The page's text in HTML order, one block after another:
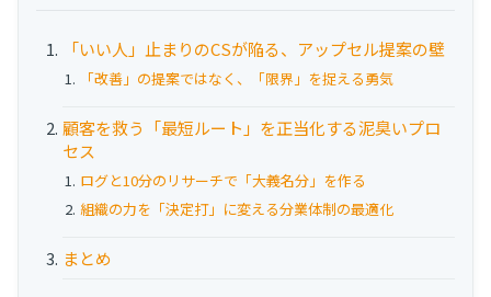
インサイドセールス代行
セミナー
「いい人」止まりのCSが陥る、アップセル提案の壁
「改善」の提案ではなく、「限界」を捉える勇気
顧客を救う「最短ルート」を正当化する泥臭いプロ
セス
ログと10分のリサーチで「大義名分」を作る
組織の力を「決定打」に変える分業体制の最適化
まとめ